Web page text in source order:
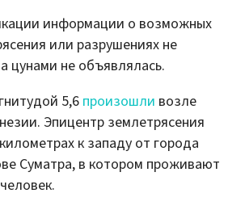
информации о возможных
или разрушениях не
цунами не объявлялась.
5,6 произошли возле
Эпицентр землетрясения
к западу от города
Суматра, в котором проживают